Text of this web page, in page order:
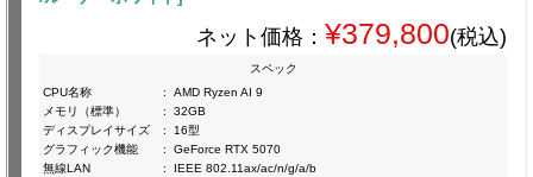
ネット価格： ¥379,800(税込)
スペック
CPU名称
:
AMD Ryzen AI 9
メモリ（標準）
:
32GB
ディスプレイサイズ
:
16型
グラフィック機能
:
GeForce RTX 5070
無線LAN
:
IEEE 802.11ax/ac/n/g/a/b